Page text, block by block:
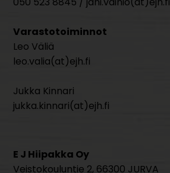
Varastotoiminnot
Leo Väliä
leo.valia(at)ejh.fi
Jukka Kinnari
jukka.kinnari(at)ejh.fi
E J Hiipakka Oy
Veistokouluntie 2, 66300 JURVA